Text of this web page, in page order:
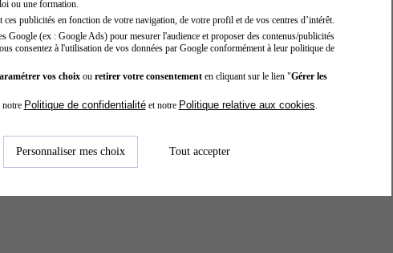
ou une formation.
ces publicités en fonction de votre navigation, de votre profil et de vos centres d’intérêt.
Google (ex : Google Ads) pour mesurer l'audience et proposer des contenus/publicités
consentez à l'utilisation de vos données par Google conformément à leur politique de
vos choixou retirer votre consentementen cliquant sur le lien "Gérer les
notre Politique de confidentialitéet notre Politique relative aux cookies
Personnaliser mes choix Tout accepter